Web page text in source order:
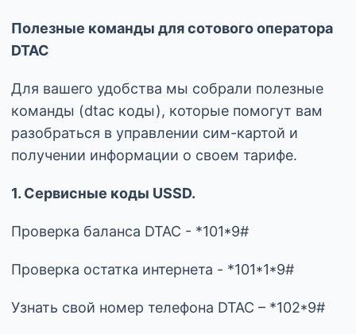
Полезные команды для сотового оператора
DTAC
Для вашего удобства мы собрали полезные
команды (dtac коды), которые помогут вам
разобраться в управлении сим-картой и
получении информации о своем тарифе.
1. Сервисные коды USSD.
Проверка баланса DTAC - *101*9#
Проверка остатка интернета - *101*1*9#
Узнать свой номер телефона DTAC – *102*9#